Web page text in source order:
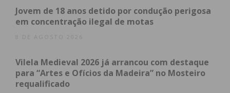
Subscreva a newsletter do
Jovem de 18 anos detido por condução perigosa
em concentração ilegal de motas
8 DE AGOSTO 2026
Vilela Medieval 2026 já arrancou com destaque
para “Artes e Ofícios da Madeira” no Mosteiro
requalificado